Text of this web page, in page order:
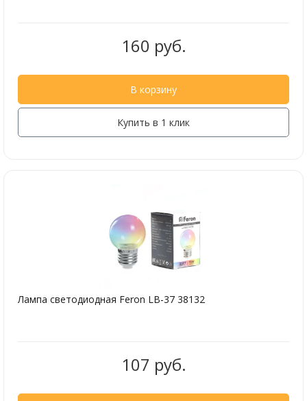
160 руб.
В корзину
Купить в 1 клик
Лампа светодиодная Feron LB-37 38132
107 руб.